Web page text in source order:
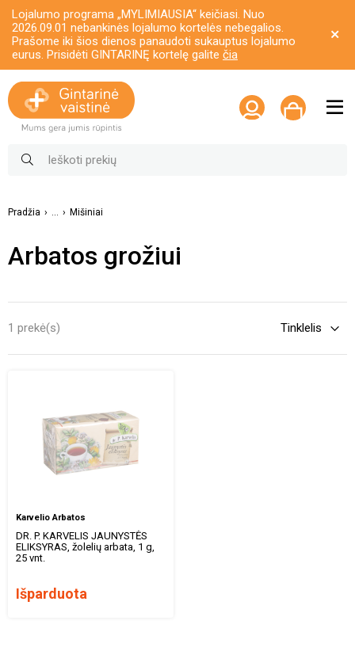
Lojalumo programa „MYLIMIAUSIA“ keičiasi. Nuo
2026.09.01 nebankinės lojalumo kortelės nebegalios.
Prašome iki šios dienos panaudoti sukauptus lojalumo
eurus. Prisidėti GINTARINĘ kortelę galite čia
Pradžia ... Mišiniai
Arbatos grožiui
1 prekė(s)
Karvelio Arbatos
DR. P. KARVELIS JAUNYSTĖS
ELIKSYRAS, žolelių arbata, 1 g,
25 vnt.
Išparduota